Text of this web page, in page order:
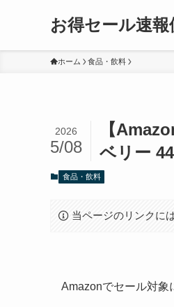
お得セール速報
ホーム 食品・飲料
【
ベリー
2026
5/08
食品・飲料
当ページのリンクに
Amazonでセール対象